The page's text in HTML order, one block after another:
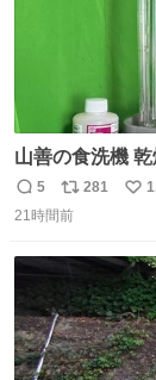
山善の食洗機
でコレクション
に開き天井の温
返
信
5
リ
ポ
数
281
い
数
21時間前